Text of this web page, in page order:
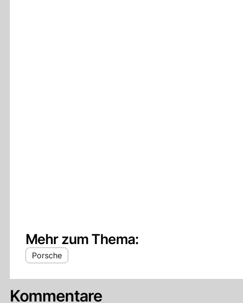
Mehr zum Thema:
Porsche
Kommentare